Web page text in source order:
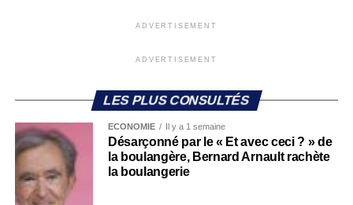
ADVERTISEMENT
ADVERTISEMENT
LES PLUS CONSULTÉS
ECONOMIE Il y a 1 semaine
Désarçonné par le « Et avec ceci ? » de
la boulangère, Bernard Arnault rachète
la boulangerie